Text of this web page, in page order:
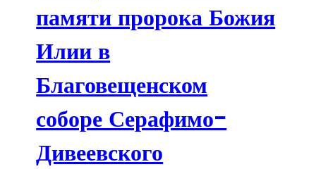
памяти пророка Божия
Илии в
Благовещенском
соборе Серафимо-
Дивеевского